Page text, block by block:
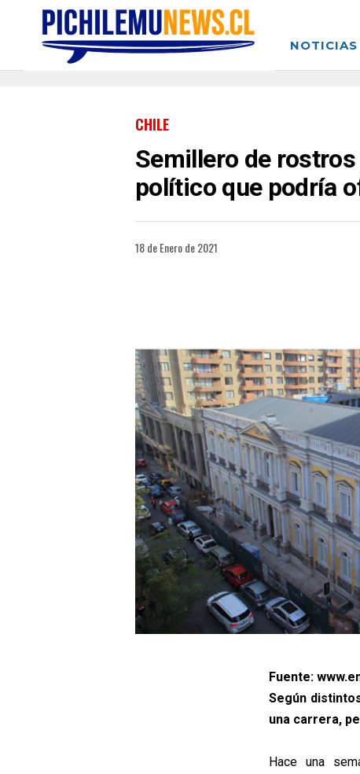
NOTICIAS
CHILE
Semillero de
político que podría
18 de Enero de 2021
Fuente:
Según
una carrera,
Hace una